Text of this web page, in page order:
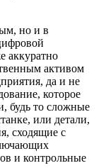
но и в
аккуратно
активом
да и не
которое
будь то сложные
или детали,
сходящие с
и контрольные